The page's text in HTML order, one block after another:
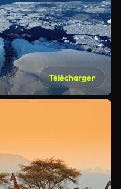
Télécharger